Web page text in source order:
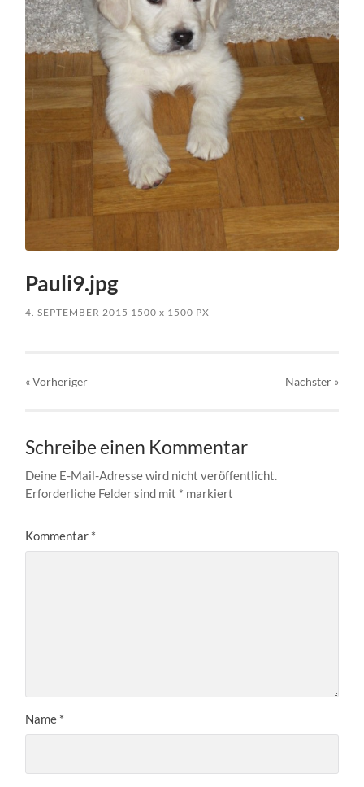
Pauli9.jpg
4. SEPTEMBER 2015 1500x 1500 PX
« Vorheriger Nächster »
Schreibe einen Kommentar
Deine E-Mail-Adresse wird nicht veröffentlicht.
Erforderliche Felder sind mit * markiert
Kommentar *
Name *